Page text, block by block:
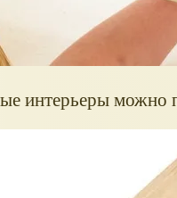
интерьеры